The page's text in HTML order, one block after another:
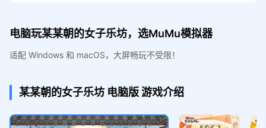
电脑玩某某朝的女子乐坊，选MuMu模拟器
适配 Windows 和 macOS，大屏畅玩不受限！
某某朝的女子乐坊 电脑版游戏介绍